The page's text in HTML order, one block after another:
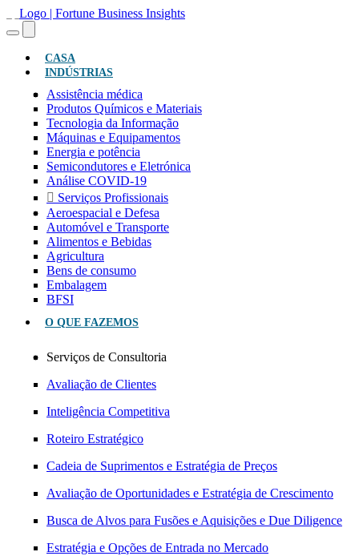
CASA
INDÚSTRIAS
Assistência médica
Produtos Químicos e Materiais
Tecnologia da Informação
Máquinas e Equipamentos
Energia e potência
Semicondutores e Eletrónica
Análise COVID-19
Serviços Profissionais
Aeroespacial e Defesa
Automóvel e Transporte
Alimentos e Bebidas
Agricultura
Bens de consumo
Embalagem
BFSI
O QUE FAZEMOS
Serviços de Consultoria
Avaliação de Clientes
Inteligência Competitiva
Roteiro Estratégico
Cadeia de Suprimentos e Estratégia de Preços
Avaliação de Oportunidades e Estratégia de Crescimento
Busca de Alvos para Fusões e Aquisições e Due Diligence
Estratégia e Opções de Entrada no Mercado